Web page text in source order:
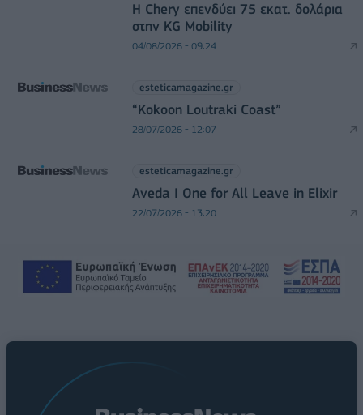
Η Chery επενδύει 75 εκατ. δολάρια
στην KG Mobility
04/08/2026 - 09:24
esteticamagazine.gr
“Kokoon Loutraki Coast”
28/07/2026 - 12:07
esteticamagazine.gr
Aveda I One for All Leave in Elixir
22/07/2026 - 13:20